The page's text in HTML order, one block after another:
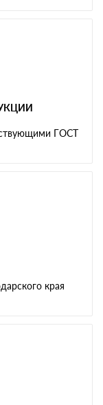
ГОСТ
края